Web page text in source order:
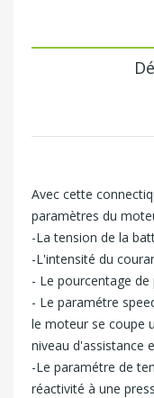
Avec cette
paramètres du
-La tension de la
-L'intensité du
- Le pourcentage de
- Le paramétre
le moteur se coupe
niveau d'assistance
-Le paramétre de
réactivité à une